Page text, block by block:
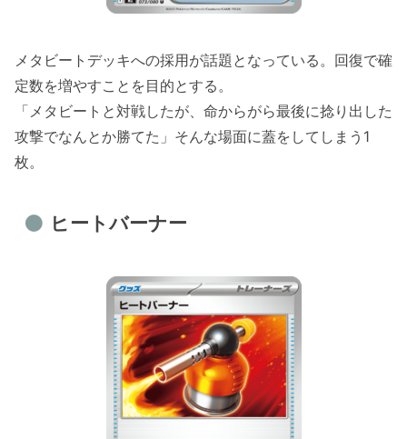
メタビートデッキへの採用が話題となっている。回復で確
定数を増やすことを目的とする。
「メタビートと対戦したが、命からがら最後に捻り出した
攻撃でなんとか勝てた」そんな場面に蓋をしてしまう1
枚。
ヒートバーナー